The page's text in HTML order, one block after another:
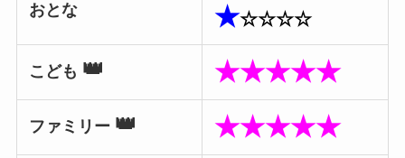
おとな ★☆☆☆☆
こども 👑 ★★★★★
ファミリー 👑 ★★★★★